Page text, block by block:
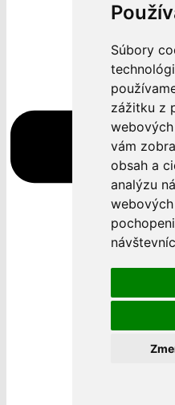
Súbory
zážitku z
vám
obsah a
analýzu